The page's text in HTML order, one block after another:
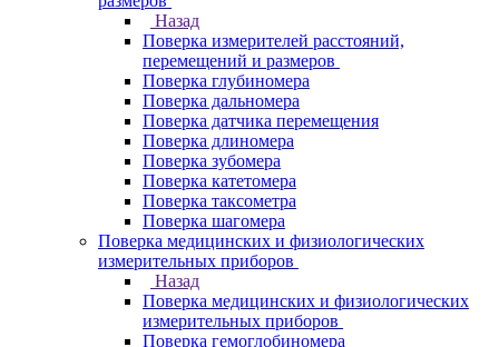
Назад
Поверка измерителей расстояний,
перемещений и размеров
Поверка глубиномера
Поверка дальномера
Поверка датчика перемещения
Поверка длиномера
Поверка зубомера
Поверка катетомера
Поверка таксометра
Поверка шагомера
Поверка медицинских и физиологических
измерительных приборов
Назад
Поверка медицинских и физиологических
измерительных приборов
Поверка гемоглобиномера